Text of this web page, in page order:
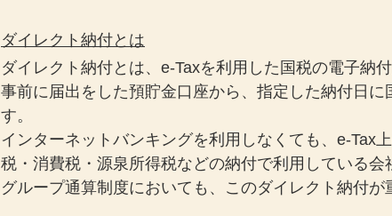
ダイレクト納付とは
ダイレクト納付とは、e-Taxを利用した国税の電子納付
事前に届出をした預貯金口座から、指定した納付日
す。
インターネットバンキングを利用しなくても、e-Tax
税・消費税・源泉所得税などの納付で利用している会
グループ通算制度においても、このダイレクト納付が